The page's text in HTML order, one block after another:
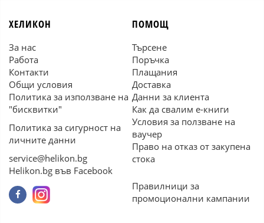
ХЕЛИКОН
За нас
Работа
Контакти
Общи условия
Политика за използване на
"бисквитки"
Политика за сигурност на
личните данни
service@helikon.bg
Helikon.bg във Facebook
ПОМОЩ
Търсене
Поръчка
Плащания
Доставка
Данни за клиента
Как да свалим е-книги
Условия за ползване на
ваучер
Право на отказ от закупена
стока
Правилници за
промоционални кампании